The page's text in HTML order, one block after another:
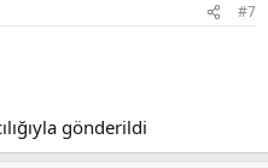
#7
gönderildi